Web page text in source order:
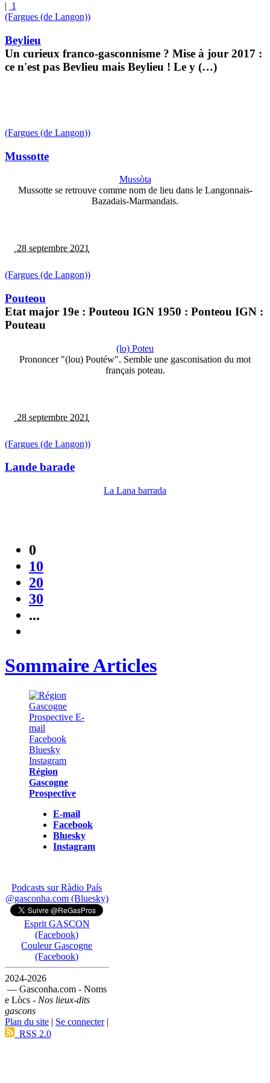
| 1
(Fargues (de Langon))
Beylieu
Un curieux franco-gasconnisme ? Mise à jour 2017 :
ce n'est pas Bevlieu mais Beylieu ! Le y (…)
(Fargues (de Langon))
Mussotte
Mussòta
Mussotte se retrouve comme nom de lieu dans le Langonnais-
Bazadais-Marmandais.
28 septembre 2021
(Fargues (de Langon))
Pouteou
Etat major 19e : Pouteou IGN 1950 : Ponteou IGN :
Pouteau
(lo) Poteu
Prononcer "(lou) Poutéw". Semble une gasconisation du mot
français poteau.
28 septembre 2021
(Fargues (de Langon))
Lande barade
La Lana barrada
0
10
20
30
...
Sommaire Articles
Région
Gascogne
Prospective
E-mail
Facebook
Bluesky
Instagram
Podcasts sur Ràdio País
@gasconha.com (Bluesky)
Esprit GASCON
(Facebook)
Couleur Gascogne
(Facebook)
2024-2026
— Gasconha.com - Noms
e Lòcs - Nos lieux-dits
gascons
Plan du site | Se connecter|
RSS 2.0